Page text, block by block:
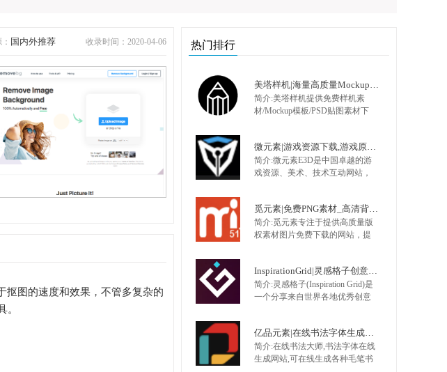
国内外推荐 收录时间：2020-04-06
抠图的速度和效果，不管多复杂的
。
热门排行
美塔样机|海量高质量Mockup模板|PSD样机|展示模型
简介:美塔样机提供免费样机素
材/Mockup模板/PSD贴图素材下
频饮料样机、药品保健样机、各
类盒子、包装盒、包装箱、牛皮
纸箱、电子产品样机、办公样
微元素|游戏资源下载,游戏原画,手机游戏资源,游戏开发资源 - Element3ds.com!
简介:微元素E3D是中国卓越的游
戏资源、美术、技术互动网站，
插画，Unity技术,UI，特效，动画
等 大量不断更新的优质资源，是
游戏开发者CG爱好者首选。
觅元素|免费PNG素材_高清背景图片免费下载网站
简介:觅元素专注于提供高质量版
权素材图片免费下载的网站，提
版权素材就来觅元素
InspirationGrid|灵感格子创意案例网
简介:灵感格子(Inspiration Grid)是
一个分享来自世界各地优秀创意
影、建筑、时尚、包装设计、产
品设计、平面设计等，该网站成
立于2011年，想要寻找更多的灵
亿品元素|在线书法字体生成网站
简介:在线书法大师,书法字体在线
生成网站,可在线生成各种毛笔书